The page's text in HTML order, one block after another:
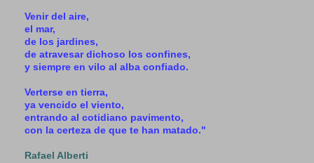
Venir del aire,
el mar,
de los jardines,
de atravesar dichoso los confines,
y siempre en vilo al alba confiado.
Verterse en tierra,
ya vencido el viento,
entrando al cotidiano pavimento,
con la certeza de que te han matado."
Rafael Alberti